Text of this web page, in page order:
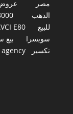
مصر
الذهب
للبيع
E80
سويسرا
بيع
تكسير